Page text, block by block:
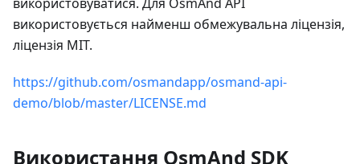
використовується найменш обмежувальна ліцензія,
ліцензія MIT.
https://github.com/osmandapp/osmand-api-
demo/blob/master/LICENSE.md
Використання OsmAnd SDK